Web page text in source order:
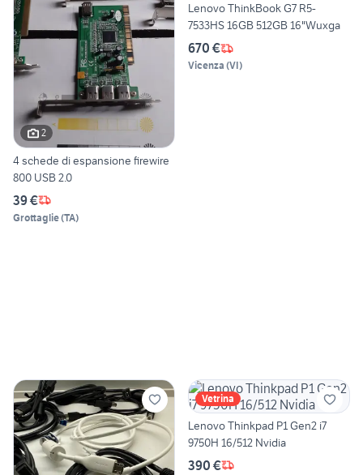
2
4 schede di espansione firewire
800 USB 2.0
39 €
Grottaglie(TA)
Lenovo ThinkBook G7 R5-
7533HS 16GB 512GB 16"Wuxga
670 €
Vicenza (VI)
Vetrina
Lenovo Thinkpad P1 Gen2 i7
9750H 16/512 Nvidia
390 €